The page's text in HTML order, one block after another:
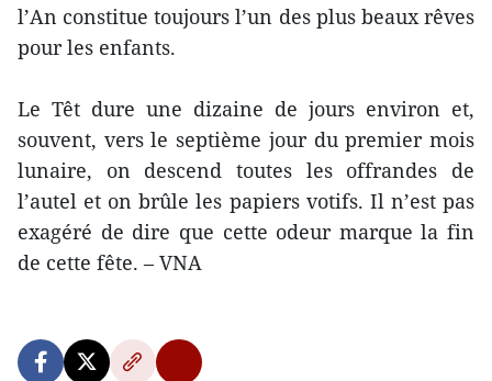
l’An constitue toujours l’un des plus beaux rêves
pour les enfants.
Le Têt dure une dizaine de jours environ et,
souvent, vers le septième jour du premier mois
lunaire, on descend toutes les offrandes de
l’autel et on brûle les papiers votifs. Il n’est pas
exagéré de dire que cette odeur marque la fin
de cette fête. – VNA